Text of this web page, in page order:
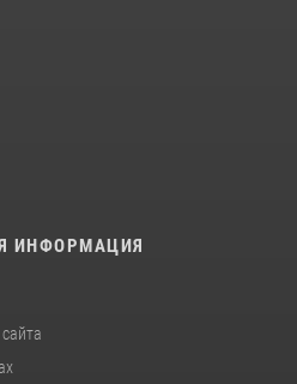
ИНФОРМАЦИЯ